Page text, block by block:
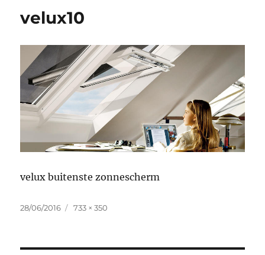
velux10
velux buitenste zonnescherm
Geplaatst
28/06/2016
Volledige
733 × 350